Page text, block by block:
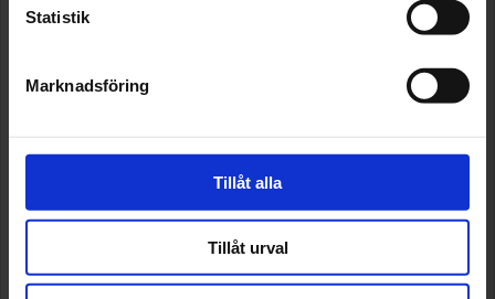
Statistik
Marknadsföring
Tillåt alla
Tillåt urval